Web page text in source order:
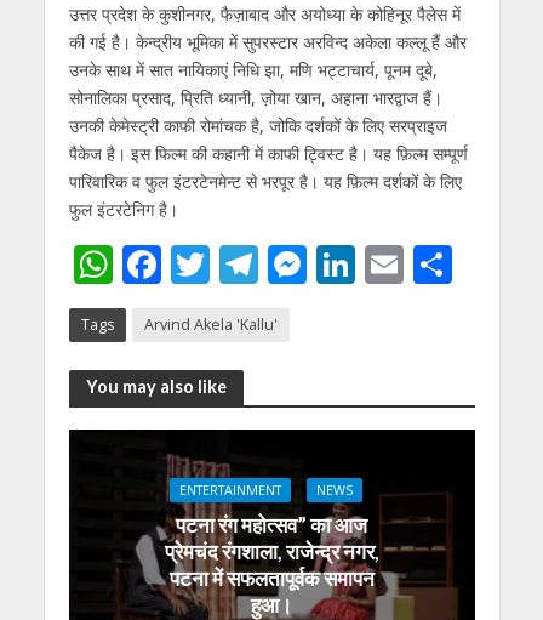
उत्तर प्रदेश के कुशीनगर, फैज़ाबाद और अयोध्या के कोहिनूर पैलेस में
की गई है। केन्द्रीय भूमिका में सुपरस्टार अरविन्द अकेला कल्लू हैं और
उनके साथ में सात नायिकाएं निधि झा, मणि भट्टाचार्य, पूनम दूबे,
सोनालिका प्रसाद, प्रिति ध्यानी, ज़ोया खान, अहाना भारद्वाज हैं।
उनकी केमेस्ट्री काफी रोमांचक है, जोकि दर्शकों के लिए सरप्राइज
पैकेज है। इस फिल्म की कहानी में काफी ट्विस्ट है। यह फ़िल्म सम्पूर्ण
पारिवारिक व फुल इंटरटेनमेन्ट से भरपूर है। यह फ़िल्म दर्शकों के लिए
फुल इंटरटेनिग है।
W
h
at
s
A
F
e
b
o
o
k
T
itt
er
T
e
a
M
n
er
Li
dI
E S
Tags Arvind Akela 'Kallu'
You may also like
ENTERTAINMENT NEWS
पटना रंग महोत्सव” का आज
प्रेमचंद रंगशाला, राजेन्द्र नगर,
पटना में सफलतापूर्वक समापन
हुआ।